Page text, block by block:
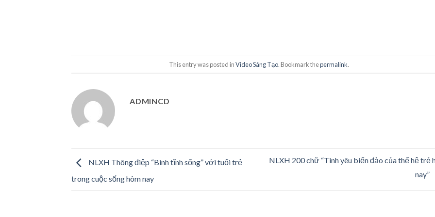
This entry was posted inVideo Sáng Tạo. Bookmark thepermalink.
ADMINCD
NLXH Thông điệp “Bình tĩnh sống” với tuổi trẻ
trong cuộc sống hôm nay
NLXH 200 chữ “Tình yêu biển đảo của thế hệ trẻ
nay”